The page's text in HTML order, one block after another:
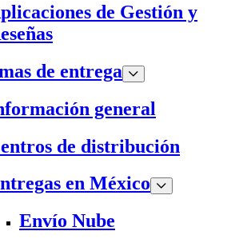
de Gestión y
de entrega
general
de distribución
en México
Envío Nube